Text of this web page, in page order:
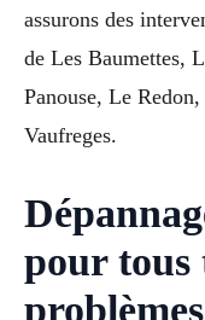
assurons des
de Les Baumettes,
Panouse, Le
Vaufreges.
pour tous
problèmes